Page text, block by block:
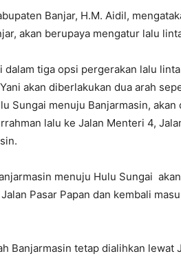
Banjar, H.M. Aidil,
akan berupaya mengatur lalu
dalam tiga opsi pergerakan lalu
akan diberlakukan dua arah
Sungai menuju Banjarmasin, akan
lalu ke Jalan Menteri 4,
menuju Hulu Sungai
Pasar Papan dan kembali
Banjarmasin tetap dialihkan lewat